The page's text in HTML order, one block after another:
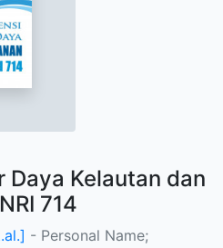
Daya Kelautan dan
714
- Personal Name;